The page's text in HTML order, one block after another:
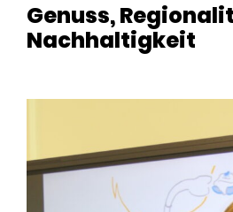
Genuss,
Nachhaltigkeit